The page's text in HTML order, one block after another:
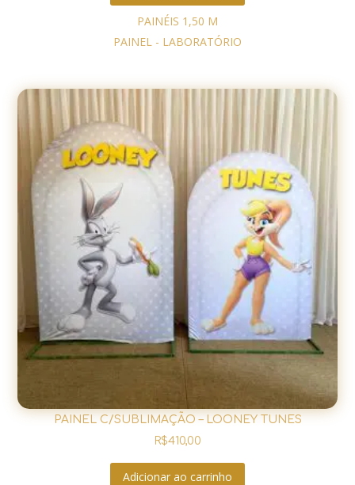
PAINÉIS 1,50 M
PAINEL - LABORATÓRIO
PAINEL C/SUBLIMAÇÃO – LOONEY TUNES
R$410,00
Adicionar ao carrinho